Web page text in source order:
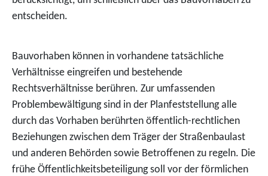
entscheiden.
Bauvorhaben können in vorhandene tatsächliche
Verhältnisse eingreifen und bestehende
Rechtsverhältnisse berühren. Zur umfassenden
Problembewältigung sind in der Planfeststellung alle
durch das Vorhaben berührten öffentlich-rechtlichen
Beziehungen zwischen dem Träger der Straßenbaulast
und anderen Behörden sowie Betroffenen zu regeln. Die
frühe Öffentlichkeitsbeteiligung soll vor der förmlichen